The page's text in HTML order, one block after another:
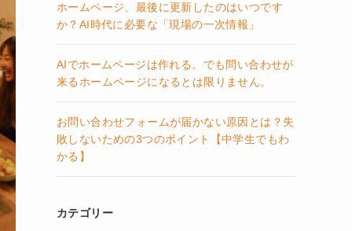
ホームページ、最後に更新したのはいつです
か？AI時代に必要な「現場の一次情報」
AIでホームページは作れる。でも問い合わせが
来るホームページになるとは限りません。
お問い合わせフォームが届かない原因とは？失
敗しないための3つのポイント【中学生でもわ
かる】
カテゴリー